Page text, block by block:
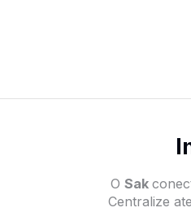
O Sak
Centralize